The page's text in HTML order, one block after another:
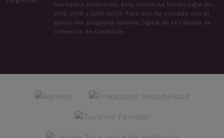
mercados exteriores. Esta acción ha tenido lugar en
2018-2019 y 2019-2020. Para ello ha contado con el
apoyo del programa Xpande Digital de la Cámara de
Comercio de Castellón.